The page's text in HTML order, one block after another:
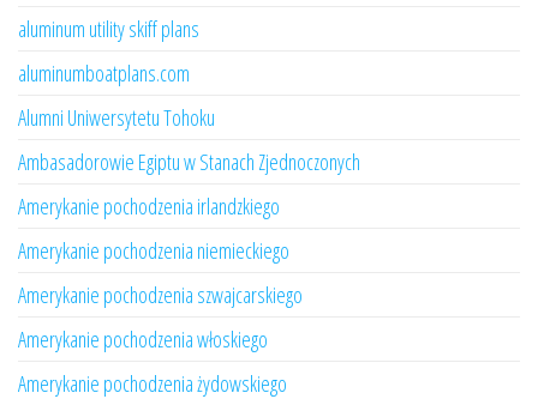
aluminum utility skiff plans
aluminumboatplans.com
Alumni Uniwersytetu Tohoku
Ambasadorowie Egiptu w Stanach Zjednoczonych
Amerykanie pochodzenia irlandzkiego
Amerykanie pochodzenia niemieckiego
Amerykanie pochodzenia szwajcarskiego
Amerykanie pochodzenia włoskiego
Amerykanie pochodzenia żydowskiego